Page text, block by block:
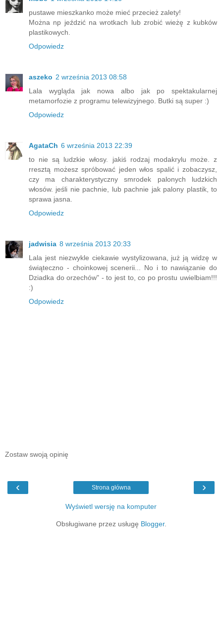
pustawe mieszkanko może mieć przecież zalety!
Można np jeździć na wrotkach lub zrobić wieżę z kubków
plastikowych.
Odpowiedz
aszeko 2 września 2013 08:58
Lala wygląda jak nowa albo jak po spektakularnej
metamorfozie z programu telewizyjnego. Butki są super :)
Odpowiedz
AgataCh 6 września 2013 22:39
to nie są ludzkie włosy. jakiś rodzaj modakrylu może. z
rresztą możesz spróbować jeden włos spalić i zobaczysz,
czy ma charakterystyczny smrodek palonych ludzkich
włosów. jeśli nie pachnie, lub pachnie jak palony plastik, to
sprawa jasna.
Odpowiedz
jadwisia 8 września 2013 20:33
Lala jest niezwykle ciekawie wystylizowana, już ją widzę w
świąteczno - choinkowej scenerii... No i to nawiązanie do
Dziadka do orzechów" - to jest to, co po prostu uwielbiam!!!
:)
Odpowiedz
Zostaw swoją opinię
‹ ›
Strona główna
Wyświetl wersję na komputer
Obsługiwane przez usługę Blogger.